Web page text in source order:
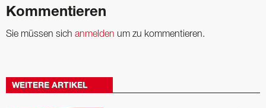
Kommentieren
Sie müssen sich anmelden um zu kommentieren.
WEITERE ARTIKEL